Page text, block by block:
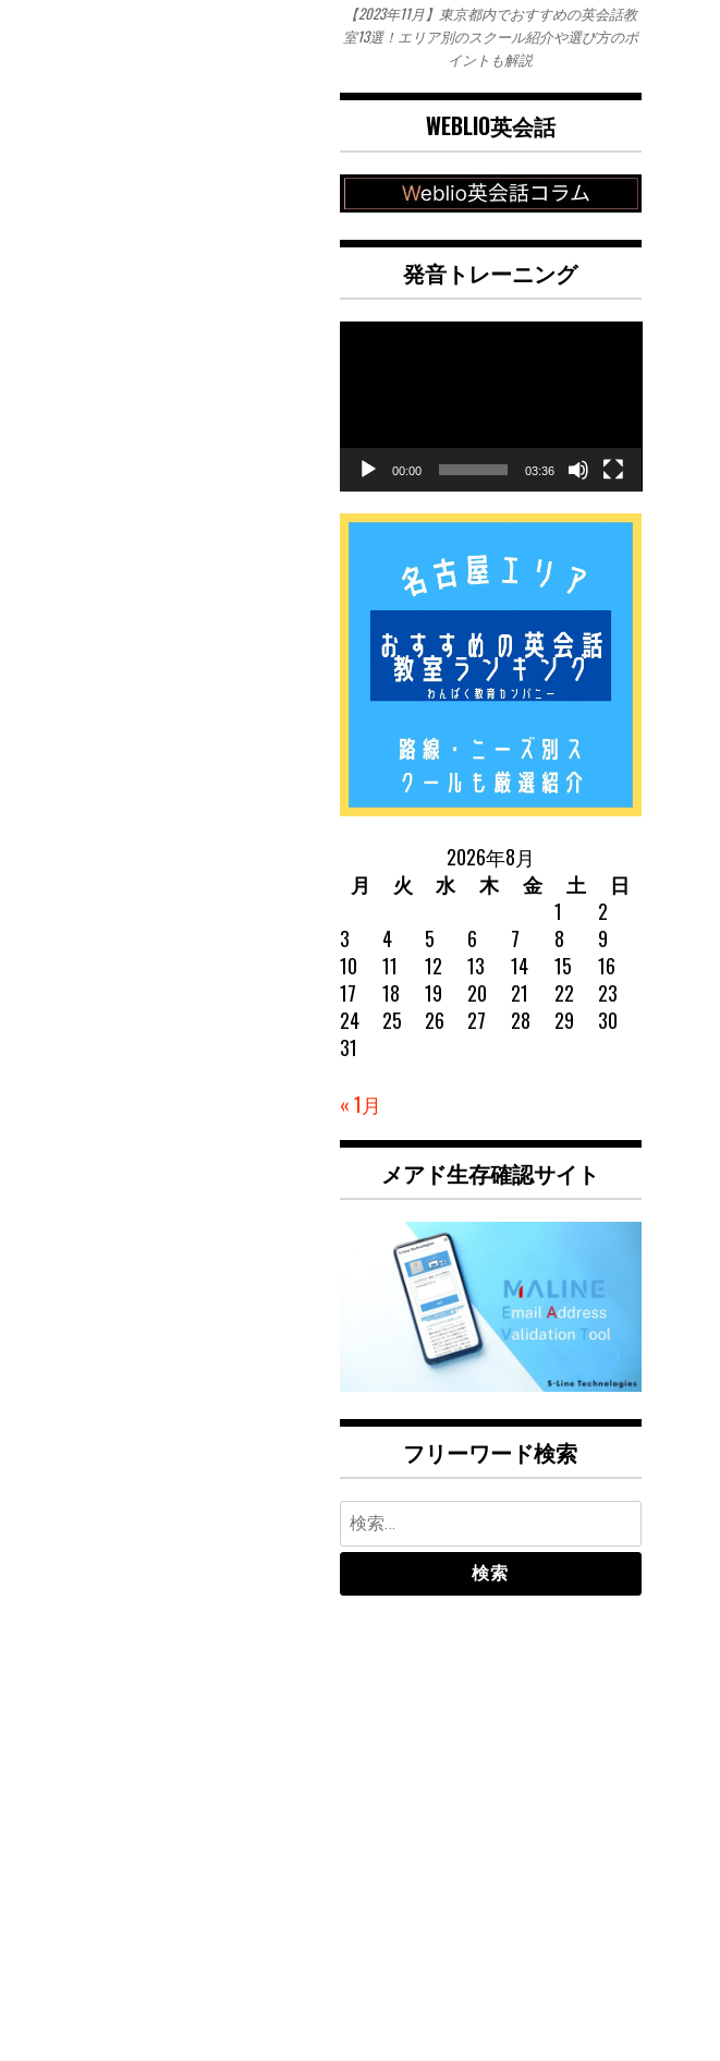
【2023年11月】東京都内でおすすめの英会話教
室13選！エリア別のスクール紹介や選び方のポ
イントも解説
WEBLIO英会話
発音トレーニング
ー
ー
00:00 03:36
2026年8月
月
火 水 木 金 土
日
1
2
3
4 5 6 7 8
9
10
11 12 13 14 15
16
17
18 19 20 21 22
23
24
25 26 27 28 29
30
31
« 1月
メアド生存確認サイト
フリーワード検索
検
索: